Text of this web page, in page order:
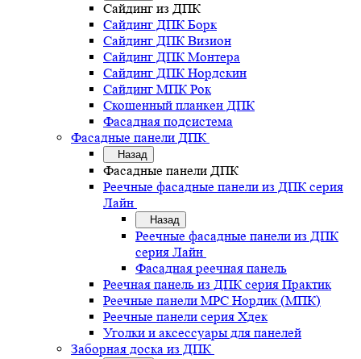
Сайдинг из ДПК
Сайдинг ДПК Борк
Сайдинг ДПК Визион
Сайдинг ДПК Монтера
Сайдинг ДПК Нордскин
Сайдинг МПК Рок
Скошенный планкен ДПК
Фасадная подсистема
Фасадные панели ДПК
Назад
Фасадные панели ДПК
Реечные фасадные панели из ДПК серия
Лайн
Назад
Реечные фасадные панели из ДПК
серия Лайн
Фасадная реечная панель
Реечная панель из ДПК серия Практик
Реечные панели MPC Нордик (МПК)
Реечные панели серия Хдек
Уголки и аксессуары для панелей
Заборная доска из ДПК